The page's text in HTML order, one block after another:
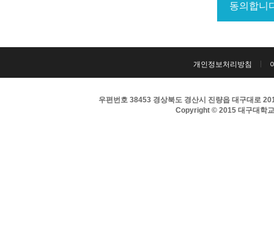
개인정보처리방침
우편번호 38453 경상북도 경산시 진량읍 대구대로
Copyright © 2015 대구대학